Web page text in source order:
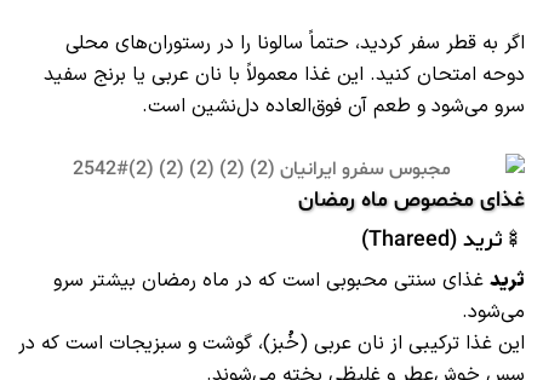
اگر به قطر سفر کردید، حتماً سالونا را در رستوران‌های محلی
دوحه امتحان کنید. این غذا معمولاً با نان عربی یا برنج سفید
سرو می‌شود و طعم آن فوق‌العاده دل‌نشین است.
غذای مخصوص ماه رمضان
🍢ثرید (Thareed)
ثرید غذای سنتی محبوبی است که در ماه رمضان بیشتر سرو
می‌شود.
این غذا ترکیبی از نان عربی (خُبز)، گوشت و سبزیجات است که در